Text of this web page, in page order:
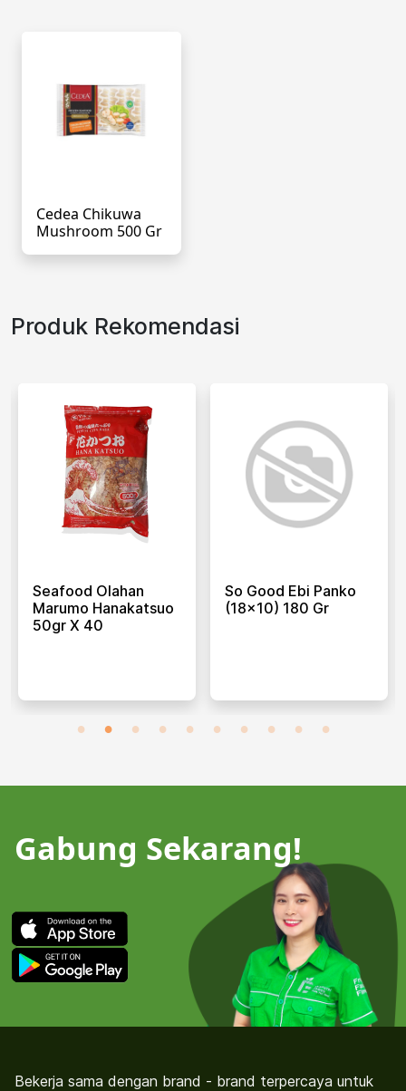
Cedea Chikuwa
Mushroom 500 Gr
Produk Rekomendasi
Seafood Olahan
Marumo Hanakatsuo
50gr X 40
So Good Ebi Panko
(18x10) 180 Gr
Gabung Sekarang!
Bekerja sama dengan brand - brand terpercaya untuk